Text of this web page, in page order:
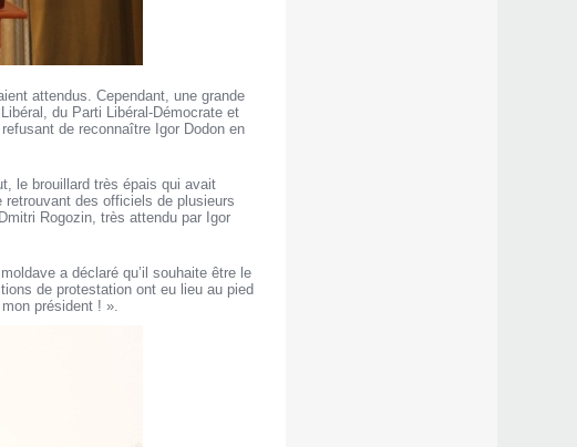
attendus. Cependant, une grande
du Parti Libéral-Démocrate et
de reconnaître Igor Dodon en
le brouillard très épais qui avait
des officiels de plusieurs
Rogozin, très attendu par Igor
a déclaré qu’il souhaite être le
de protestation ont eu lieu au pied
président ! ».